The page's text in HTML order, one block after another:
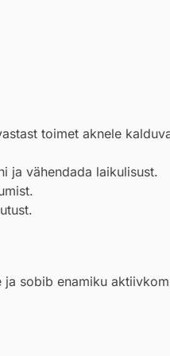
toimet aknele
ja vähendada laikulisust.
sobib enamiku